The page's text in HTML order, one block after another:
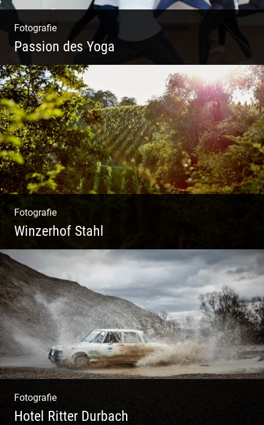
Fotografie
Passion des Yoga
Ein herzliches Team
Fotografie
Winzerhof Stahl
Ganz neu durfte es werden. Alles. Fotos.
Web. Shop.
Fotografie
Hotel Ritter Durbach